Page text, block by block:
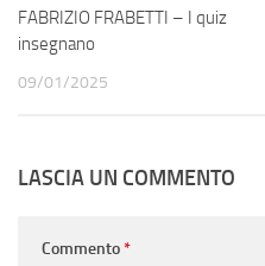
FABRIZIO FRABETTI – I quiz
insegnano
09/01/2025
LASCIA UN COMMENTO
Commento*